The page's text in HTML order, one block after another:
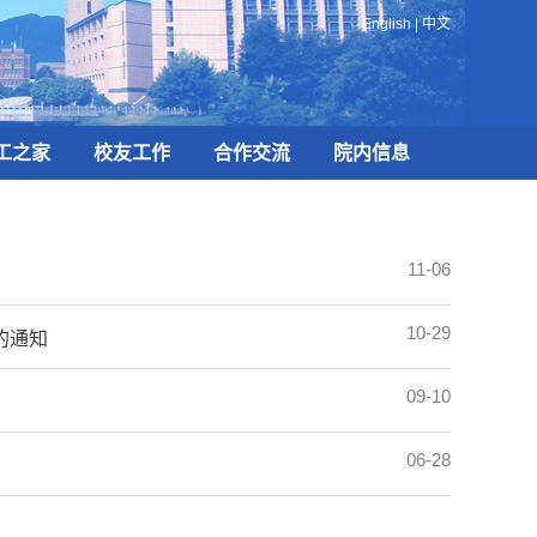
English|中文
之家 校友工作 合作交流 院内信息
11-06
通知 10-29
09-10
06-28